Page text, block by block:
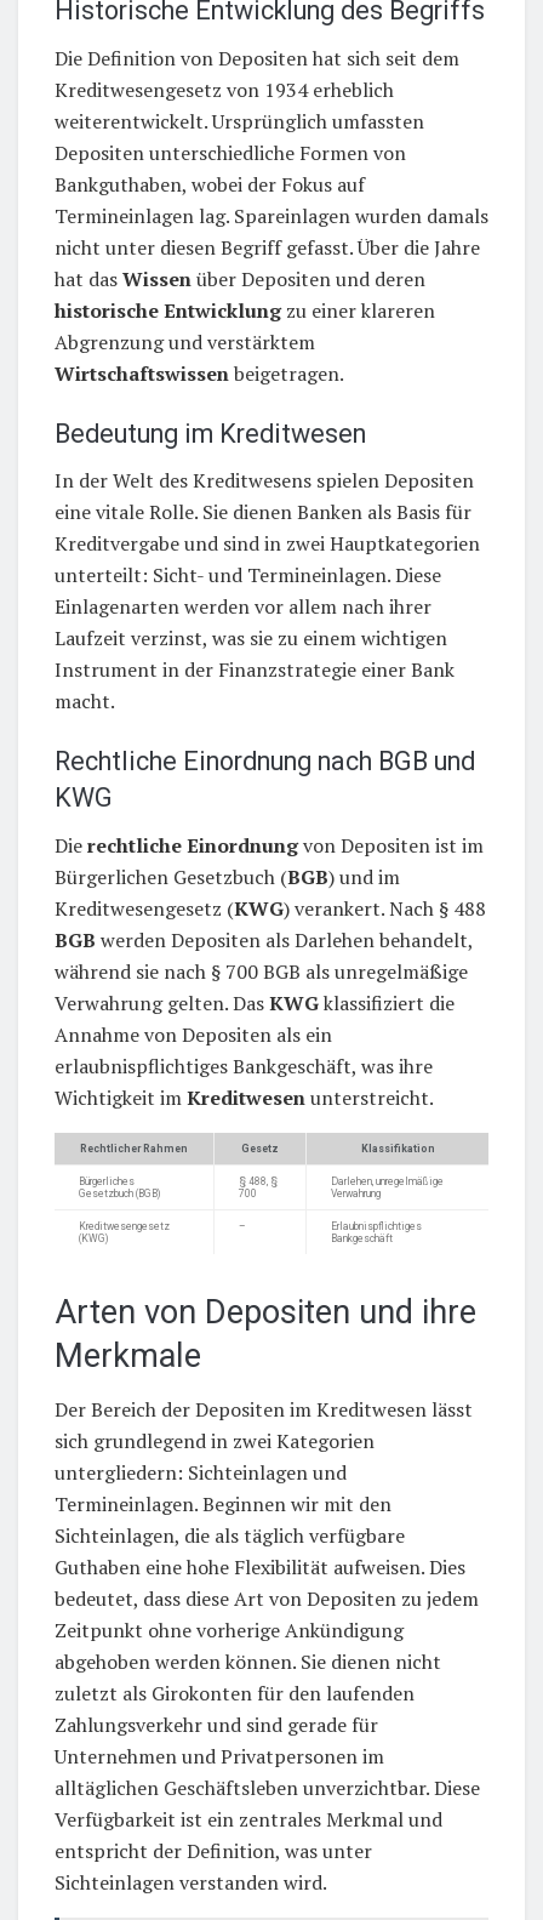
Historische Entwicklung des Begriffs
Die Definition von Depositen hat sich seit dem
Kreditwesengesetz von 1934 erheblich
weiterentwickelt. Ursprünglich umfassten
Depositen unterschiedliche Formen von
Bankguthaben, wobei der Fokus auf
Termineinlagen lag. Spareinlagen wurden damals
nicht unter diesen Begriff gefasst. Über die Jahre
hat dasWissenüber Depositen und deren
historische Entwicklungzu einer klareren
Abgrenzung und verstärktem
Wirtschaftswissenbeigetragen.
Bedeutung im Kreditwesen
In der Welt des Kreditwesens spielen Depositen
eine vitale Rolle. Sie dienen Banken als Basis für
Kreditvergabe und sind in zwei Hauptkategorien
unterteilt: Sicht- und Termineinlagen. Diese
Einlagenarten werden vor allem nach ihrer
Laufzeit verzinst, was sie zu einem wichtigen
Instrument in der Finanzstrategie einer Bank
macht.
Rechtliche Einordnung nach BGB und
KWG
Dierechtliche Einordnungvon Depositen ist im
Bürgerlichen Gesetzbuch (BGB) und im
Kreditwesengesetz (KWG) verankert. Nach § 488
BGB werden Depositen als Darlehen behandelt,
während sie nach § 700 BGB als unregelmäßige
Verwahrung gelten. DasKWGklassifiziert die
Annahme von Depositen als ein
erlaubnispflichtiges Bankgeschäft, was ihre
Wichtigkeit imKreditwesenunterstreicht.
Rechtlicher Rahmen Gesetz Klassifikation
Bürgerliches
Gesetzbuch (BGB)
§ 488, §
700
Darlehen, unregelmäßige
Verwahrung
Kreditwesengesetz
(KWG)
–
Erlaubnispflichtiges
Bankgeschäft
Arten von Depositen und ihre
Merkmale
Der Bereich der Depositen im Kreditwesen lässt
sich grundlegend in zwei Kategorien
untergliedern: Sichteinlagen und
Termineinlagen. Beginnen wir mit den
Sichteinlagen, die als täglich verfügbare
Guthaben eine hohe Flexibilität aufweisen. Dies
bedeutet, dass diese Art von Depositen zu jedem
Zeitpunkt ohne vorherige Ankündigung
abgehoben werden können. Sie dienen nicht
zuletzt als Girokonten für den laufenden
Zahlungsverkehr und sind gerade für
Unternehmen und Privatpersonen im
alltäglichen Geschäftsleben unverzichtbar. Diese
Verfügbarkeit ist ein zentrales Merkmal und
entspricht der Definition, was unter
Sichteinlagen verstanden wird.